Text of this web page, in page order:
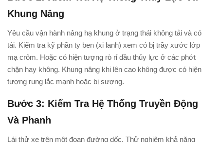
Khung Nâng
Yêu cầu vận hành nâng hạ khung ở trạng thái không tải và có
tải. Kiểm tra kỹ phần ty ben (xi lanh) xem có bị trầy xước lớp
mạ crôm. Hoặc có hiện tượng rò rỉ dầu thủy lực ở các phớt
chặn hay không. Khung nâng khi lên cao không được có hiện
tượng rung lắc mạnh hoặc bị sượng.
Bước 3: Kiểm Tra Hệ Thống Truyền Động
Và Phanh
Lái thử xe trên một đoạn đường dốc. Thử nghiệm khả năng